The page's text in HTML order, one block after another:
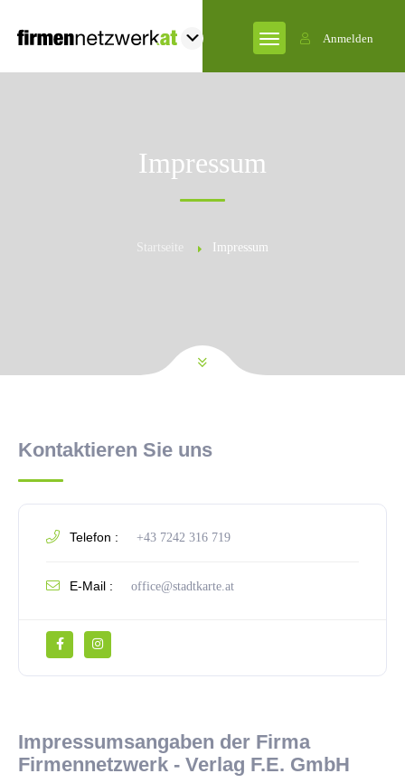
Anmelden
Impressum
Startseite Impressum
Kontaktieren Sie uns
Telefon : +43 7242 316 719
E-Mail : office@stadtkarte.at
Impressumsangaben der Firma
Firmennetzwerk - Verlag F.E. GmbH